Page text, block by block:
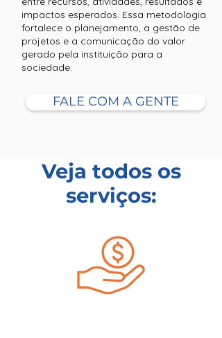
impactos esperados. Essa metodologia
fortalece o planejamento, a gestão de
projetos e a comunicação do valor
gerado pela instituição para a
sociedade.
FALE COM A GENTE
Veja todos os
serviços: